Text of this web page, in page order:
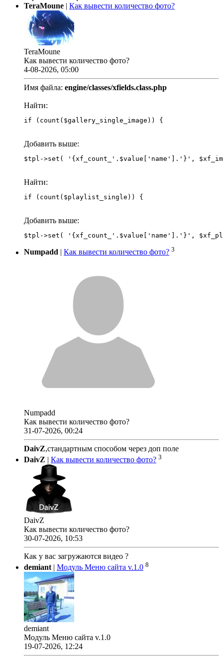
TeraMoune | Как вывести количество фото?
TeraMoune
Как вывести количество фото?
4-08-2026, 05:00
Имя файла: engine/classes/xfields.class.php
Найти:
if (count($gallery_single_image)) {
Добавить выше:
Найти:
if (count($playlist_single)) {
Добавить выше:
Numpadd Как вывести количество фото? 3
Numpadd
Как вывести количество фото?
31-07-2026, 00:24
DaivZ,стандартным способом через доп поле
DaivZ | Как вывести количество фото? 3
DaivZ
Как вывести количество фото?
30-07-2026, 10:53
Как у вас загружаются видео ?
demiant | Модуль Меню сайта v.1.0 8
demiant
Модуль Меню сайта v.1.0
19-07-2026, 12:24